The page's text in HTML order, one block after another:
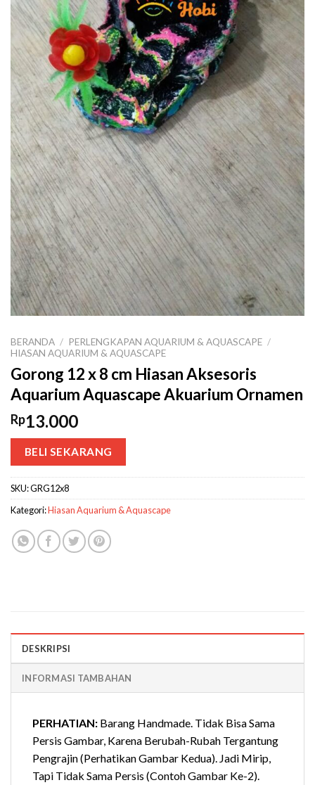
BERANDA / PERLENGKAPAN AQUARIUM & AQUASCAPE /
HIASAN AQUARIUM & AQUASCAPE
Gorong 12 x 8 cm Hiasan Aksesoris
Aquarium Aquascape Akuarium Ornamen
Rp13.000
BELI SEKARANG
SKU:GRG12x8
Kategori:Hiasan Aquarium & Aquascape
DESKRIPSI
INFORMASI TAMBAHAN
PERHATIAN: Barang Handmade. Tidak Bisa Sama
Persis Gambar, Karena Berubah-Rubah Tergantung
Pengrajin (Perhatikan Gambar Kedua). Jadi Mirip,
Tapi Tidak Sama Persis (Contoh Gambar Ke-2).